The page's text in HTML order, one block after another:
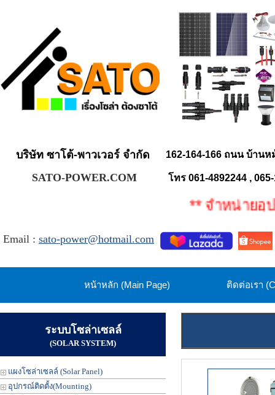
บริษัท ซาโต้-พาวเวอร์ จำกัด 162-164-166 ถนน บ้าน
SATO-POWER.COM โทร 061-4892244 ,
** จำหน่ายอุปก
Email : sato-power@hotmail.com
หน้าหลัก (Main Page) ติดต่อเรา
ระบบโซล่าเซลล์
(SOLAR SYSTEM)
แผงโซล่าเซลล์ (Solar Panel)
อุปกรณ์ติดตั้ง(Mounting)